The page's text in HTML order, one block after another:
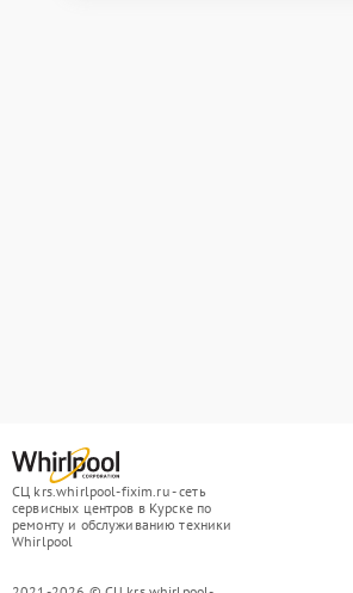
СЦ krs.whirlpool-fixim.ru - сеть
сервисных центров в Курске по
ремонту и обслуживанию техники
Whirlpool